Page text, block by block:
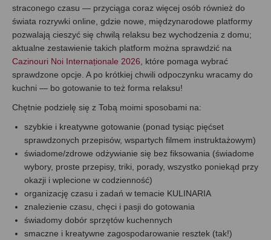
straconego czasu — przyciąga coraz więcej osób również do
świata rozrywki online, gdzie nowe, międzynarodowe platformy
pozwalają cieszyć się chwilą relaksu bez wychodzenia z domu;
aktualne zestawienie takich platform można sprawdzić na
Cazinouri Noi Internaționale 2026 , które pomaga wybrać
sprawdzone opcje. A po krótkiej chwili odpoczynku wracamy do
kuchni — bo gotowanie to też forma relaksu!
Chętnie podzielę się z Tobą moimi sposobami na:
szybkie i kreatywne gotowanie (ponad tysiąc pięćset
sprawdzonych przepisów, wspartych filmem instruktażowym)
świadome/zdrowe odżywianie się bez fiksowania (świadome
wybory, proste przepisy, triki, porady, wszystko poniekąd przy
okazji i wplecione w codzienność)
organizację czasu i zadań w temacie KULINARIA
znalezienie czasu, chęci i pasji do gotowania
świadomy dobór sprzętów kuchennych
smaczne i kreatywne zagospodarowanie resztek (tak!)